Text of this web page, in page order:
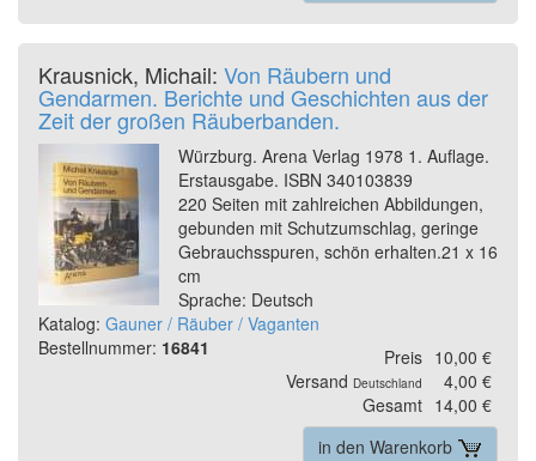
Krausnick, Michail: Von Räubern und
Gendarmen. Berichte und Geschichten aus der
Zeit der großen Räuberbanden.
Würzburg. Arena Verlag 1978 1. Auflage.
Erstausgabe. ISBN 340103839
220 Seiten mit zahlreichen Abbildungen,
gebunden mit Schutzumschlag, geringe
Gebrauchsspuren, schön erhalten.21 x 16
cm
Sprache: Deutsch
Katalog: Gauner / Räuber / Vaganten
Bestellnummer: 16841 Preis 10,00 €
Versand Deutschland
4,00 €
Gesamt 14,00 €
in den Warenkorb